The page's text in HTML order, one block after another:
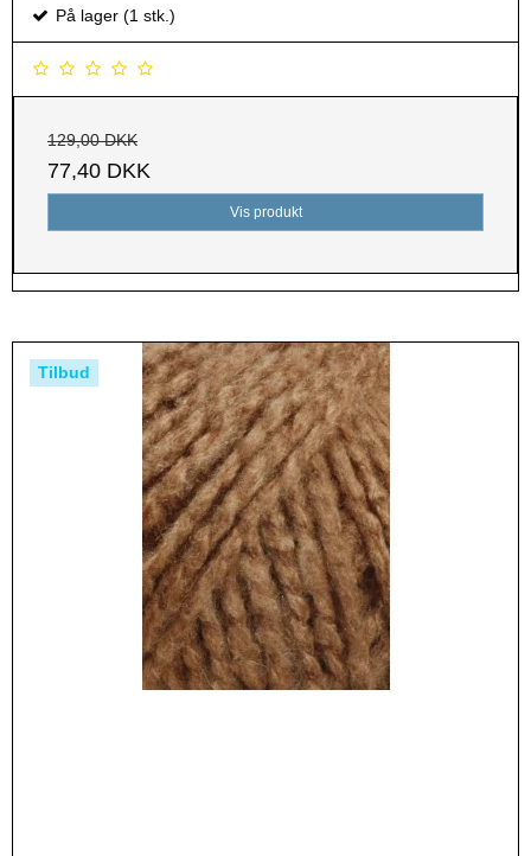
På lager (1 stk.)
129,00 DKK
77,40 DKK
Vis produkt
Tilbud